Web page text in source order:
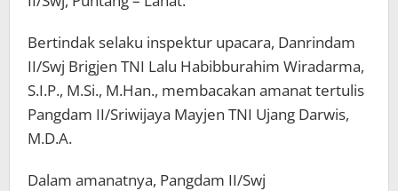
Bertindak selaku inspektur upacara, Danrindam
II/Swj Brigjen TNI Lalu Habibburahim Wiradarma,
S.I.P., M.Si., M.Han., membacakan amanat tertulis
Pangdam II/Sriwijaya Mayjen TNI Ujang Darwis,
M.D.A.
​Dalam amanatnya, Pangdam II/Swj